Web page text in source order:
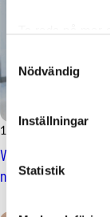
Du kan ändra
Vi använder
för sociala
Nödvändig
Inställningar
Statistik
18.12.2025Nyheter
Välfärdsområdenas
nivålönesystem för